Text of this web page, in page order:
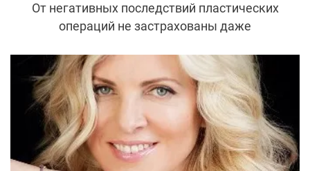
От негативных последствий пластических
операций не застрахованы даже
к самым современным омолаживающим
методикам вредят здоровью и внешности.
Звезды, вовремя не сказавшие «стоп»
стремлению улучшить облик, становятся
жертвами пластики.